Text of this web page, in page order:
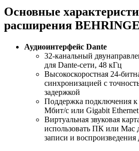
Основные
расширения
Аудиоинтерфейс Dante
32-канальный
для Dante-сети, 48 кГц
Высокоскоростная 24-
синхронизацией с
задержкой
Поддержка подключения к
Мбит/с или Gigabit Ethernet
Виртуальная звуковая
использовать ПК или Mac
записи и воспроизведения